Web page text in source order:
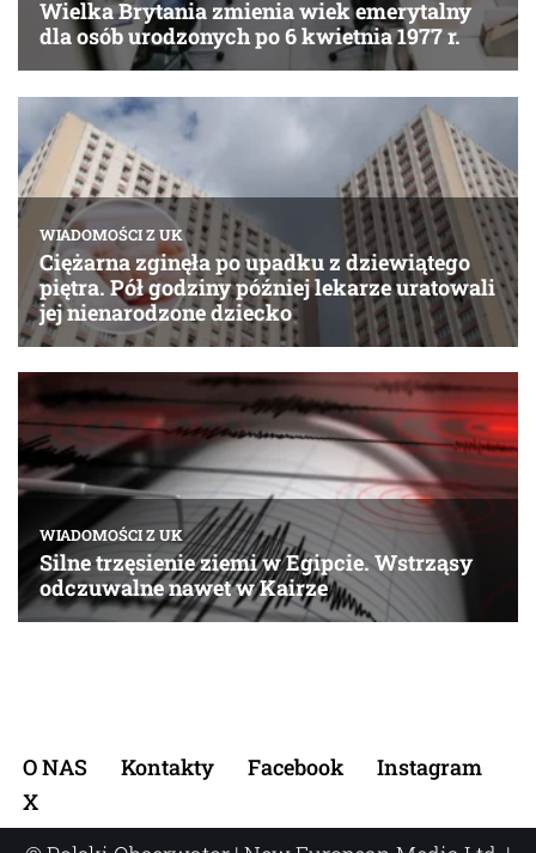
O NAS Kontakty Facebook
Instagram
X